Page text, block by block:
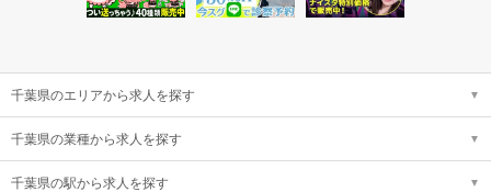
千葉県のエリアから求人を探す
千葉県の業種から求人を探す
千葉県の駅から求人を探す